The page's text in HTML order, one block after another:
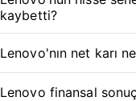
kaybetti?
Lenovo'nın net karı
Lenovo finansal